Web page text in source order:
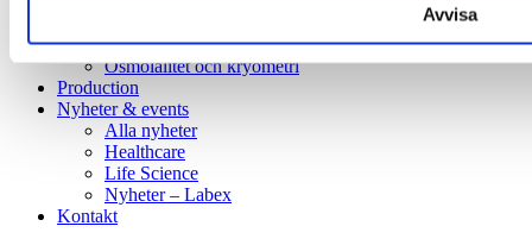
Avvisa
Säkerhet & renhet
Osmolalitet och kryometri
Production
Nyheter & events
Alla nyheter
Healthcare
Life Science
Nyheter – Labex
Kontakt